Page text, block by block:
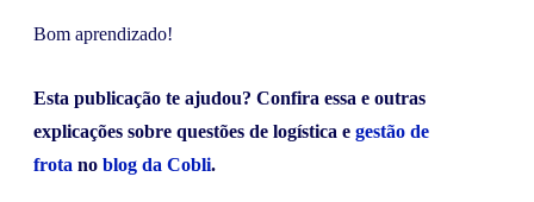
Bom aprendizado!
Esta publicação te ajudou? Confira essa e outras
explicações sobre questões de logística e gestão de
frota no blog da Cobli.